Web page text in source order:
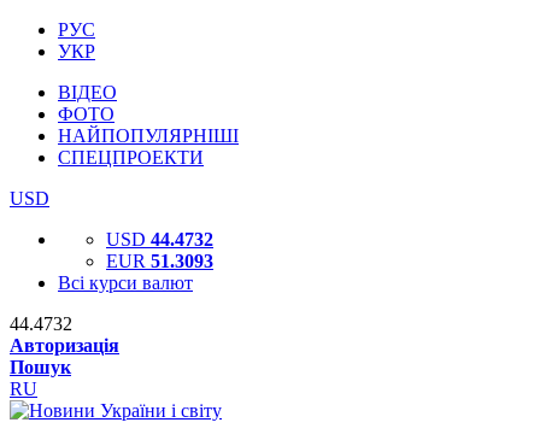
РУС
УКР
ВІДЕО
ФОТО
НАЙПОПУЛЯРНІШІ
СПЕЦПРОЕКТИ
USD
USD 44.4732
EUR 51.3093
Всі курси валют
44.4732
Авторизація
Пошук
RU